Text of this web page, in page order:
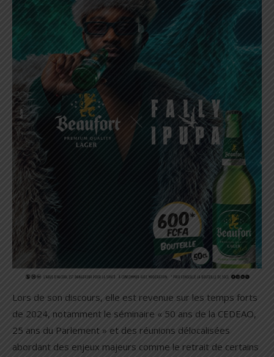
Lors de son discours, elle est revenue sur les temps forts
de 2024, notamment le séminaire « 50 ans de la CEDEAO,
25 ans du Parlement » et des réunions délocalisées
abordant des enjeux majeurs comme le retrait de certains